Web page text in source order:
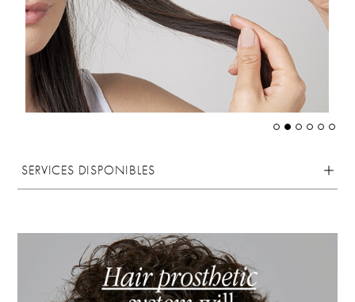
SERVICES DISPONIBLES